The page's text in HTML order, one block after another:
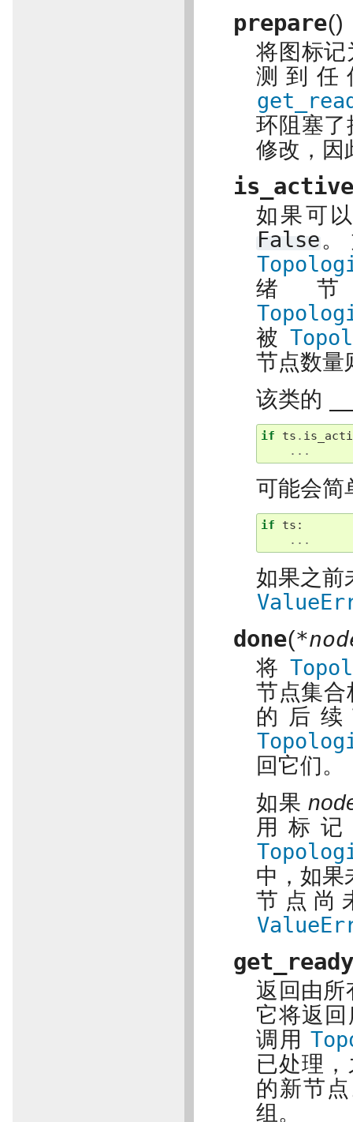
prepare()
将图标记
测到
环阻塞了
修改，
如果可
False。
绪
被
节点数量
该类的
if ts .
...
可能会简
if ts :
...
如果之
done(
将
节点集
的后
回它们。
如果
用标
中，如
节点
返回由
它将返
调用
已处理
的新节
组。